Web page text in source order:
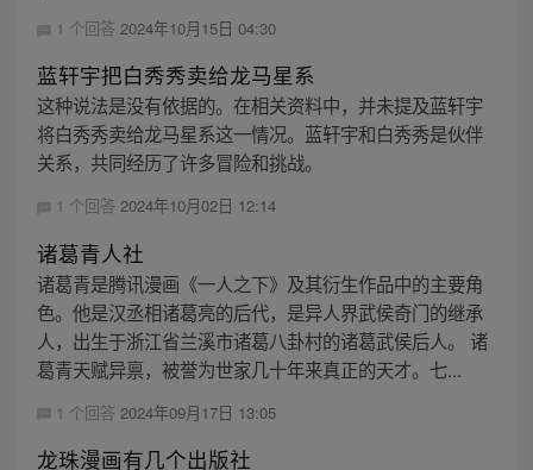
1 个回答 2024年10月15日 04:30
蓝轩宇把白秀秀卖给龙马星系
这种说法是没有依据的。在相关资料中，并未提及蓝轩宇
将白秀秀卖给龙马星系这一情况。蓝轩宇和白秀秀是伙伴
关系，共同经历了许多冒险和挑战。
1 个回答 2024年10月02日 12:14
诸葛青人社
诸葛青是腾讯漫画《一人之下》及其衍生作品中的主要角
色。他是汉丞相诸葛亮的后代，是异人界武侯奇门的继承
人，出生于浙江省兰溪市诸葛八卦村的诸葛武侯后人。 诸
葛青天赋异禀，被誉为世家几十年来真正的天才。七...
1 个回答 2024年09月17日 13:05
龙珠漫画有几个出版社